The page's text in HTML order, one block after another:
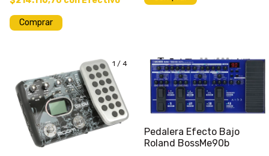
Comprar
1 / 4
Pedalera Efecto Bajo
Roland BossMe90b